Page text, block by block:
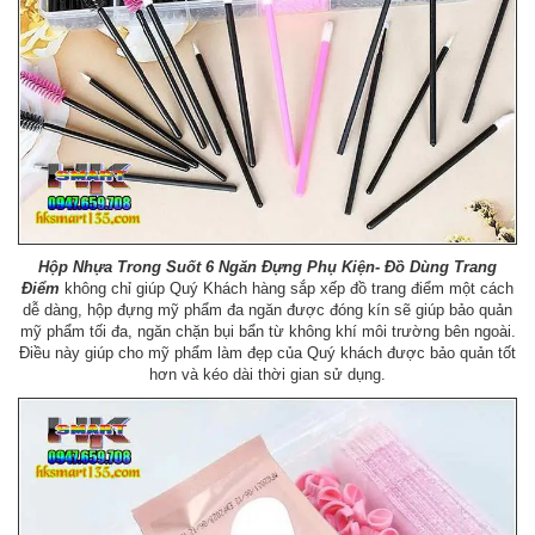
Hộp Nhựa Trong Suốt 6 Ngăn Đựng Phụ Kiện- Đồ Dùng Trang
Điểm không chỉ giúp Quý Khách hàng sắp xếp đồ trang điểm một cách
dễ dàng, hộp đựng mỹ phẩm đa ngăn được đóng kín sẽ giúp bảo quản
mỹ phẩm tối đa, ngăn chặn bụi bẩn từ không khí môi trường bên ngoài.
Điều này giúp cho mỹ phẩm làm đẹp của Quý khách được bảo quản tốt
hơn và kéo dài thời gian sử dụng.